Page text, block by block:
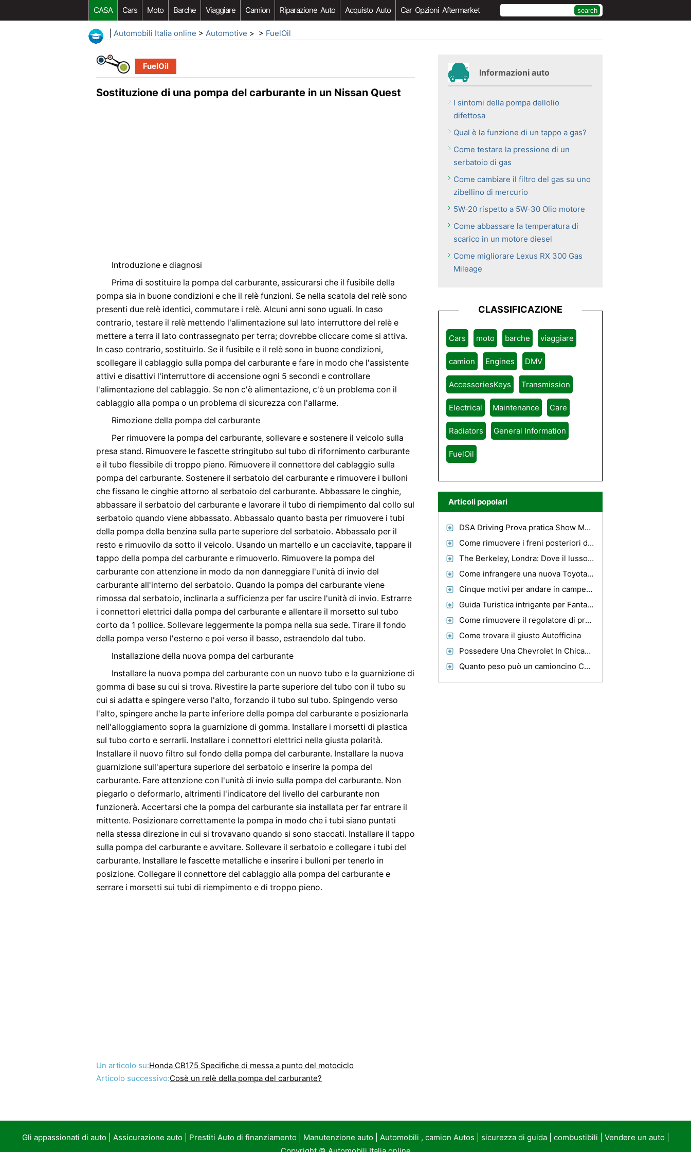
CASA Cars Moto Barche Viaggiare Camion Riparazione Auto Acquisto Auto Car Opzioni Aftermarket
Automobili Italia online > Automotive > > FuelOil
FuelOil
Sostituzione di una pompa del carburante in un Nissan Quest
Introduzione e diagnosi
Prima di sostituire la pompa del carburante, assicurarsi che il fusibile della
pompa sia in buone condizioni e che il relè funzioni. Se nella scatola del relè sono
presenti due relè identici, commutare i relè. Alcuni anni sono uguali. In caso
contrario, testare il relè mettendo l'alimentazione sul lato interruttore del relè e
mettere a terra il lato contrassegnato per terra; dovrebbe cliccare come si attiva.
In caso contrario, sostituirlo. Se il fusibile e il relè sono in buone condizioni,
scollegare il cablaggio sulla pompa del carburante e fare in modo che l'assistente
attivi e disattivi l'interruttore di accensione ogni 5 secondi e controllare
l'alimentazione del cablaggio. Se non c'è alimentazione, c'è un problema con il
cablaggio alla pompa o un problema di sicurezza con l'allarme.
Rimozione della pompa del carburante
Per rimuovere la pompa del carburante, sollevare e sostenere il veicolo sulla
presa stand. Rimuovere le fascette stringitubo sul tubo di rifornimento carburante
e il tubo flessibile di troppo pieno. Rimuovere il connettore del cablaggio sulla
pompa del carburante. Sostenere il serbatoio del carburante e rimuovere i bulloni
che fissano le cinghie attorno al serbatoio del carburante. Abbassare le cinghie,
abbassare il serbatoio del carburante e lavorare il tubo di riempimento dal collo sul
serbatoio quando viene abbassato. Abbassalo quanto basta per rimuovere i tubi
della pompa della benzina sulla parte superiore del serbatoio. Abbassalo per il
resto e rimuovilo da sotto il veicolo. Usando un martello e un cacciavite, tappare il
tappo della pompa del carburante e rimuoverlo. Rimuovere la pompa del
carburante con attenzione in modo da non danneggiare l'unità di invio del
carburante all'interno del serbatoio. Quando la pompa del carburante viene
rimossa dal serbatoio, inclinarla a sufficienza per far uscire l'unità di invio. Estrarre
i connettori elettrici dalla pompa del carburante e allentare il morsetto sul tubo
corto da 1 pollice. Sollevare leggermente la pompa nella sua sede. Tirare il fondo
della pompa verso l'esterno e poi verso il basso, estraendolo dal tubo.
Installazione della nuova pompa del carburante
Installare la nuova pompa del carburante con un nuovo tubo e la guarnizione di
gomma di base su cui si trova. Rivestire la parte superiore del tubo con il tubo su
cui si adatta e spingere verso l'alto, forzando il tubo sul tubo. Spingendo verso
l'alto, spingere anche la parte inferiore della pompa del carburante e posizionarla
nell'alloggiamento sopra la guarnizione di gomma. Installare i morsetti di plastica
sul tubo corto e serrarli. Installare i connettori elettrici nella giusta polarità.
Installare il nuovo filtro sul fondo della pompa del carburante. Installare la nuova
guarnizione sull'apertura superiore del serbatoio e inserire la pompa del
carburante. Fare attenzione con l'unità di invio sulla pompa del carburante. Non
piegarlo o deformarlo, altrimenti l'indicatore del livello del carburante non
funzionerà. Accertarsi che la pompa del carburante sia installata per far entrare il
mittente. Posizionare correttamente la pompa in modo che i tubi siano puntati
nella stessa direzione in cui si trovavano quando si sono staccati. Installare il tappo
sulla pompa del carburante e avvitare. Sollevare il serbatoio e collegare i tubi del
carburante. Installare le fascette metalliche e inserire i bulloni per tenerlo in
posizione. Collegare il connettore del cablaggio alla pompa del carburante e
serrare i morsetti sui tubi di riempimento e di troppo pieno.
Un articolo su:Honda CB175 Specifiche di messa a punto del motociclo
Articolo successivo:Cosè un relè della pompa del carburante?
Informazioni auto
I sintomi della pompa dellolio
difettosa
Qual è la funzione di un tappo a gas?
Come testare la pressione di un
serbatoio di gas
Come cambiare il filtro del gas su uno
zibellino di mercurio
5W-20 rispetto a 5W-30 Olio motore
Come abbassare la temperatura di
scarico in un motore diesel
Come migliorare Lexus RX 300 Gas
Mileage
CLASSIFICAZIONE
Cars moto barche viaggiare
camion Engines DMV
AccessoriesKeys Transmission
Electrical Maintenance Care
Radiators General Information
FuelOil
Articoli popolari
DSA Driving Prova pratica Show Me Tell Me-Parte 2
Come rimuovere i freni posteriori da un Ford Focus
The Berkeley, Londra: Dove il lusso è il tema
Come infrangere una nuova Toyota Car Engine
Cinque motivi per andare in campeggio in Vandea
Guida Turistica intrigante per Fantastic Abram, Manchester
Come rimuovere il regolatore di pressione del carburante in una Chevy 1500 del 1996
Come trovare il giusto Autofficina
Possedere Una Chevrolet In Chicago: Che cosa fate quando tutto quello che posso pensare è Chevy Questo, Chevy Che ...
Quanto peso può un camioncino Chevy?
Gli appassionati di auto| Assicurazione auto| Prestiti Auto di finanziamento| Manutenzione auto| Automobili , camion Autos sicurezza di guida| combustibili Vendere un auto|